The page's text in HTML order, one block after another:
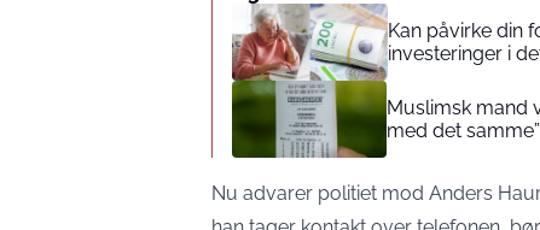
Kan påvirke din
investeringer i
Muslimsk mand
med det samme”
Nu advarer politiet mod Anders